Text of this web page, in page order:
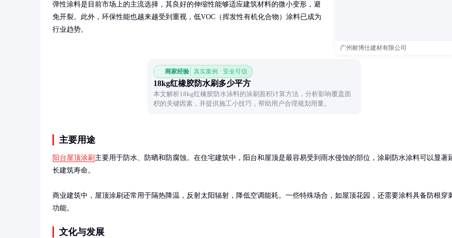
广州耐博仕建材有限公司
弹性涂料是目前市场上的主流选择，其良好的伸缩性能够适应建筑材料的微小变形，避
免开裂。此外，环保性能也越来越受到重视，低VOC（挥发性有机化合物）涂料已成为
行业趋势。
商家经验 真实案例 · 安全可信
18kg红橡胶防水刷多少平方
本文解析18kg红橡胶防水涂料的涂刷面积计算方法，分析影响覆盖面
积的关键因素，并提供施工小技巧，帮助用户合理规划用量。
主要用途
阳台屋顶涂刷 主要用于防水、防晒和防腐蚀。在住宅建筑中，阳台和屋顶是最容易受到雨水侵蚀的部位，涂刷防水涂料可以显著
长建筑寿命。
商业建筑中，屋顶涂刷还常用于隔热降温，反射太阳辐射，降低空调能耗。一些特殊场合，如屋顶花园，还需要涂料具备防根穿
功能。
文化与发展